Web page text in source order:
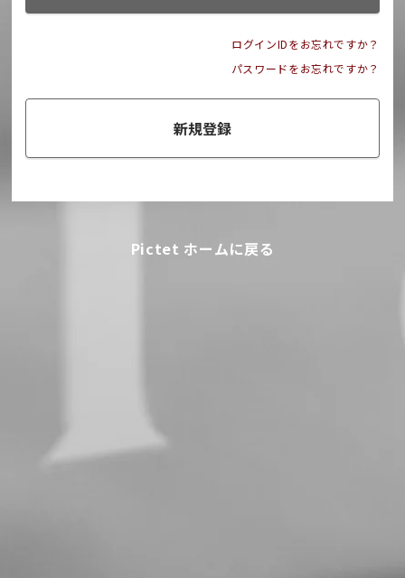
ログインIDをお忘れですか？
パスワードをお忘れですか？
新規登録
Pictet ホームに戻る